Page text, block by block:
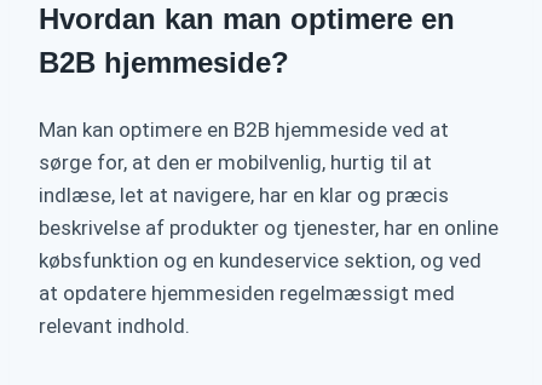
Hvordan kan man optimere en
B2B hjemmeside?
Man kan optimere en B2B hjemmeside ved at
sørge for, at den er mobilvenlig, hurtig til at
indlæse, let at navigere, har en klar og præcis
beskrivelse af produkter og tjenester, har en online
købsfunktion og en kundeservice sektion, og ved
at opdatere hjemmesiden regelmæssigt med
relevant indhold.